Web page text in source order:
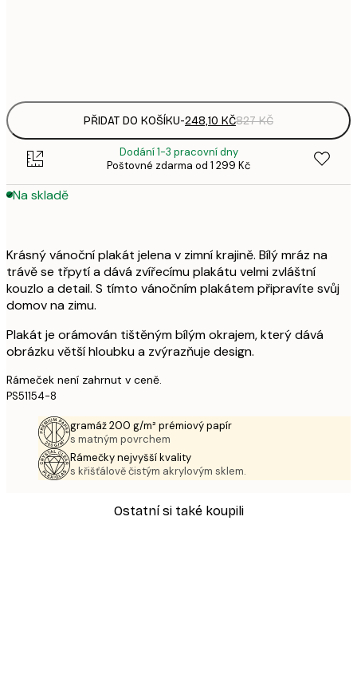
PŘIDAT DO KOŠÍKU-248,10 KČ827 KČ
Dodání 1-3 pracovní dny
Poštovné zdarma od 1 299 Kč
Na skladě
Krásný vánoční plakát jelena v zimní krajině. Bílý mráz na
trávě se třpytí a dává zvířecímu plakátu velmi zvláštní
kouzlo a detail. S tímto vánočním plakátem připravíte svůj
domov na zimu.
Plakát je orámován tištěným bílým okrajem, který dává
obrázku větší hloubku a zvýrazňuje design.
Rámeček není zahrnut v ceně.
PS51154-8
gramáž 200 g/m² prémiový papír
s matným povrchem
Rámečky nejvyšší kvality
s křišťálově čistým akrylovým sklem.
Ostatní si také koupili